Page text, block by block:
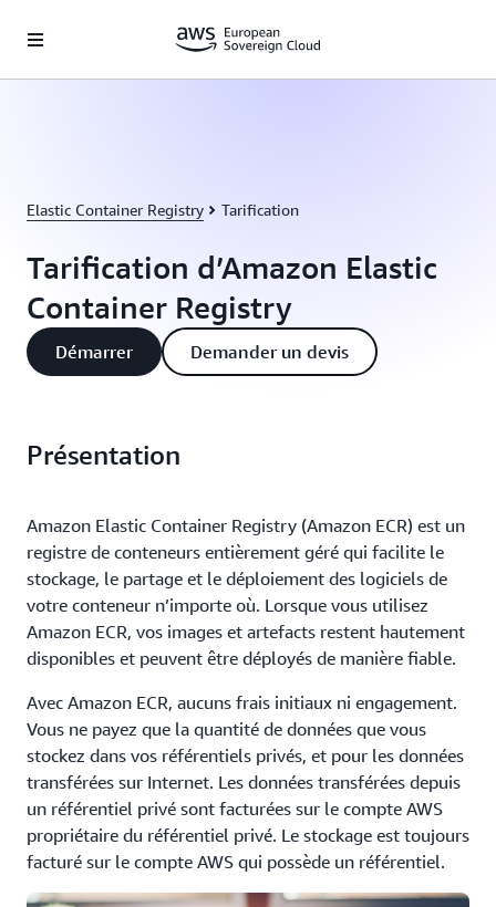
Elastic Container Registry Tarification
Tarification d’Amazon Elastic
Container Registry
Démarrer Demander un devis
Présentation
Amazon Elastic Container Registry (Amazon ECR) est un
registre de conteneurs entièrement géré qui facilite le
stockage, le partage et le déploiement des logiciels de
votre conteneur n’importe où. Lorsque vous utilisez
Amazon ECR, vos images et artefacts restent hautement
disponibles et peuvent être déployés de manière fiable.
Avec Amazon ECR, aucuns frais initiaux ni engagement.
Vous ne payez que la quantité de données que vous
stockez dans vos référentiels privés, et pour les données
transférées sur Internet. Les données transférées depuis
un référentiel privé sont facturées sur le compte AWS
propriétaire du référentiel privé. Le stockage est toujours
facturé sur le compte AWS qui possède un référentiel.